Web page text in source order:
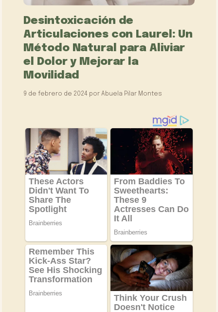
Desintoxicación de
Articulaciones con Laurel: Un
Método Natural para Aliviar
el Dolor y Mejorar la
Movilidad
9 de febrero de 2024 por Abuela Pilar Montes